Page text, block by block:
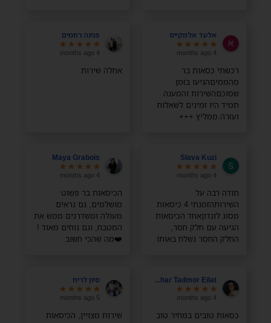
אלעד אלמקייס
4 months ago
רכשתי כסאות בר
מהממיםהגיעו בזמן
שסוכםהשירות והמענה
תמיד היו זמינים לשאלות
ועזרה.ממליץ +++
פנינה רחמים
4 months ago
אחלה שירות
Slava Kuzi
4 months ago
תודה רבה על
השירותהזמנתי 4 כיסאות
מסוג לונדוןאחד הכיסאות
הגיעה עם חלק חסר,
החלק החסר נשלח באותו
Maya Grabois
4 months ago
הכיסאות בר פשוט
מושלמים, גם נראים
מעולה ומשדרגים ממש את
המטבח, וגם נוחים מאוד !
❤️מה שהכי חשוב
בקלות
Zohar Tadmor Eilat
4 months ago
כסאות טובים במחיר טוב
סיון לריח
5 months ago
שירות מצויין, הכיסאות